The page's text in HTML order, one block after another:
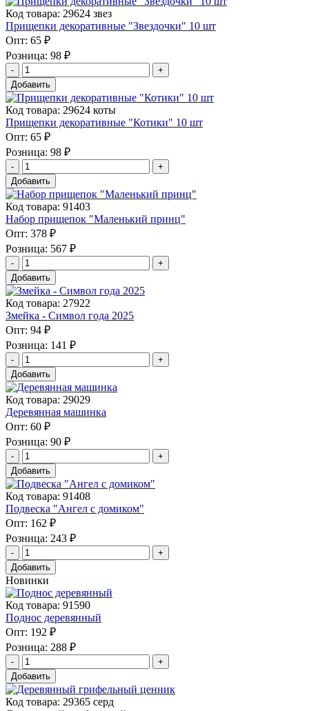
Код товара: 29624 звез
Прищепки декоративные "Звездочки" 10 шт
Опт: 65 ₽
Розница: 98 ₽
Добавить
Код товара: 29624 коты
Прищепки декоративные "Котики" 10 шт
Опт: 65 ₽
Розница: 98 ₽
Добавить
Код товара: 91403
Набор прищепок "Маленький принц"
Опт: 378 ₽
Розница: 567 ₽
Добавить
Код товара: 27922
Змейка - Символ года 2025
Опт: 94 ₽
Розница: 141 ₽
Добавить
Код товара: 29029
Деревянная машинка
Опт: 60 ₽
Розница: 90 ₽
Добавить
Код товара: 91408
Подвеска "Ангел с домиком"
Опт: 162 ₽
Розница: 243 ₽
Добавить
Новинки
Код товара: 91590
Поднос деревянный
Опт: 192 ₽
Розница: 288 ₽
Добавить
Код товара: 29365 серд